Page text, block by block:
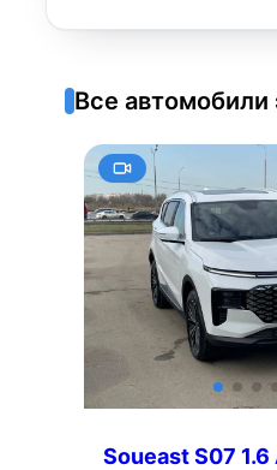
Все автомобили
Soueast S07 1.6